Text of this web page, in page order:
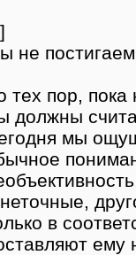
не
тех пор,
должны
мы
в
ему